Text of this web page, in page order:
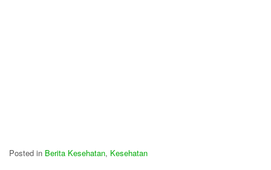
Posted in Berita Kesehatan, Kesehatan